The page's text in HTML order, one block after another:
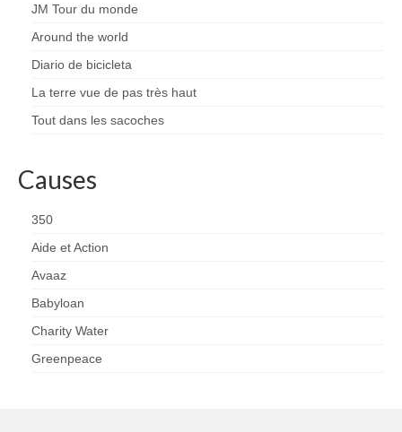
JM Tour du monde
Around the world
Diario de bicicleta
La terre vue de pas très haut
Tout dans les sacoches
Causes
350
Aide et Action
Avaaz
Babyloan
Charity Water
Greenpeace